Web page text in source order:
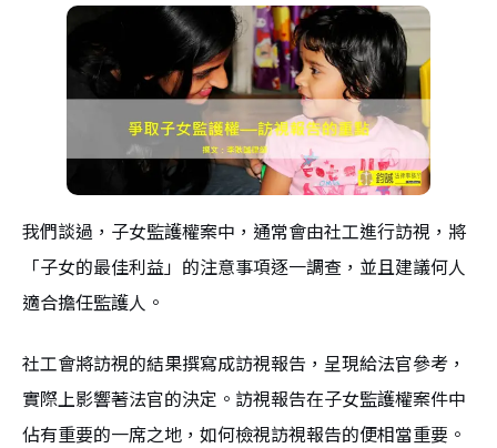
我們談過，子女監護權案中，通常會由社工進行訪視，將
「子女的最佳利益」的注意事項逐一調查，並且建議何人
適合擔任監護人。
社工會將訪視的結果撰寫成訪視報告，呈現給法官參考，
實際上影響著法官的決定。訪視報告在子女監護權案件中
佔有重要的一席之地，如何檢視訪視報告的便相當重要。